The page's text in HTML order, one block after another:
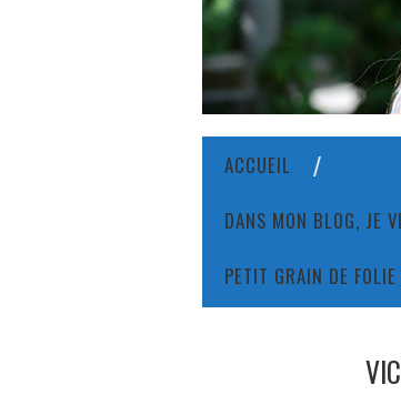
ACCUEIL
DANS MON BLOG, JE
PETIT GRAIN DE